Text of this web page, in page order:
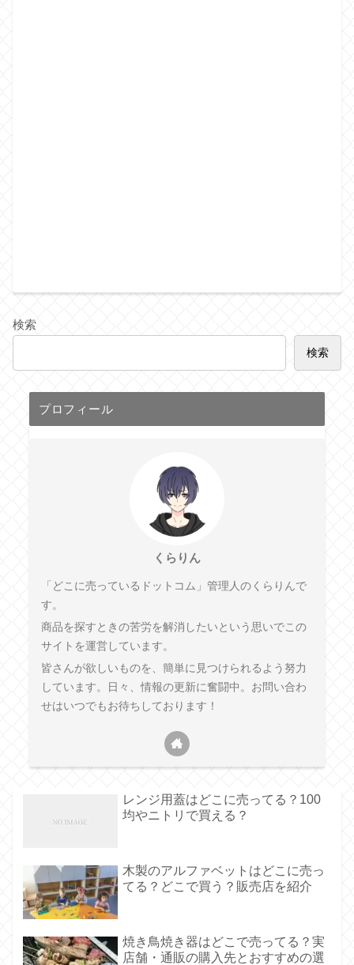
検索
検索
プロフィール
くらりん
「どこに売っているドットコム」管理人のくらりんで
す。
商品を探すときの苦労を解消したいという思いでこの
サイトを運営しています。
皆さんが欲しいものを、簡単に見つけられるよう努力
しています。日々、情報の更新に奮闘中。お問い合わ
せはいつでもお待ちしております！
レンジ用蓋はどこに売ってる？100
均やニトリで買える？
木製のアルファベットはどこに売っ
てる？どこで買う？販売店を紹介
焼き鳥焼き器はどこで売ってる？実
店舗・通販の購入先とおすすめの選